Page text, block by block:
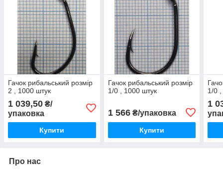
Гачок рибальський розмір
2 , 1000 штук
1 039,50 ₴/
упаковка
Купити
Гачок рибальський розмір
1/0 , 1000 штук
1 566₴/упаковка
Купити
1/0
1
Про нас